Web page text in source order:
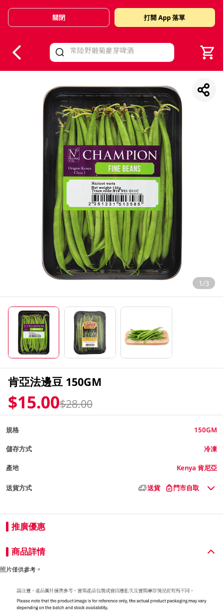
Valid Until 30 June 2026
關閉 打開 App 落單
1/3
肯亞法邊豆 150GM
$15.00$28.00
規格 150GM
儲存方式 冷凍
產地 Kenya 肯尼亞
送貨方式 送貨 門市自取
推廣優惠
商品詳情
照片僅供參考。